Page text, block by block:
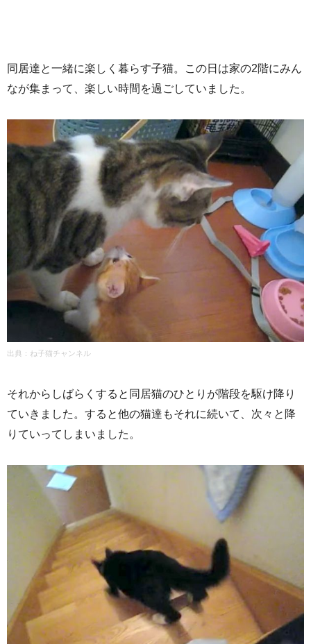
同居達と一緒に楽しく暮らす子猫。この日は家の2階にみん
なが集まって、楽しい時間を過ごしていました。
出典： ね子猫チャンネル
それからしばらくすると同居猫のひとりが階段を駆け降り
ていきました。すると他の猫達もそれに続いて、次々と降
りていってしまいました。